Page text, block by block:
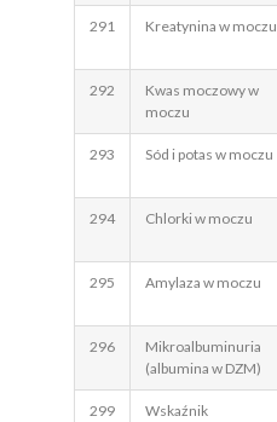
291 Kreatynina w moczu
292
Kwas moczowy w
moczu
293 Sód i potas w moczu
294 Chlorki w moczu
295 Amylaza w moczu
296
Mikroalbuminuria
(albumina w DZM)
299
Wskaźnik